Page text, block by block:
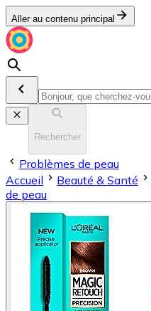
Aller au contenu principal
Rechercher
Problèmes de peau
Accueil
Beauté & Santé
de peau